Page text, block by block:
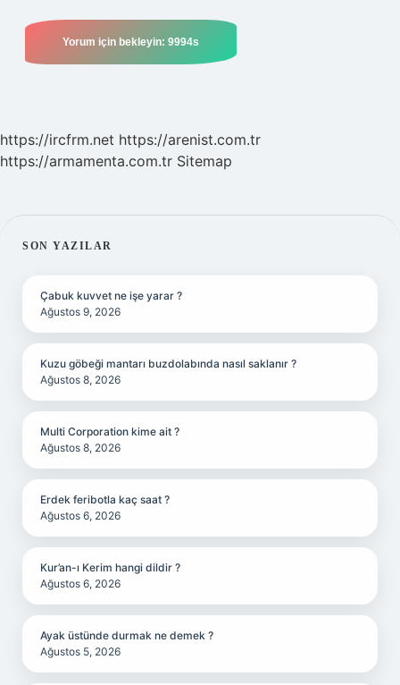
https://ircfrm.net https://arenist.com.tr
https://armamenta.com.tr Sitemap
SIDEBAR
SON YAZILAR
Çabuk kuvvet ne işe yarar ?
Ağustos 9, 2026
Kuzu göbeği mantarı buzdolabında nasıl saklanır ?
Ağustos 8, 2026
Multi Corporation kime ait ?
Ağustos 8, 2026
Erdek feribotla kaç saat ?
Ağustos 6, 2026
Kur’an-ı Kerim hangi dildir ?
Ağustos 6, 2026
Ayak üstünde durmak ne demek ?
Ağustos 5, 2026